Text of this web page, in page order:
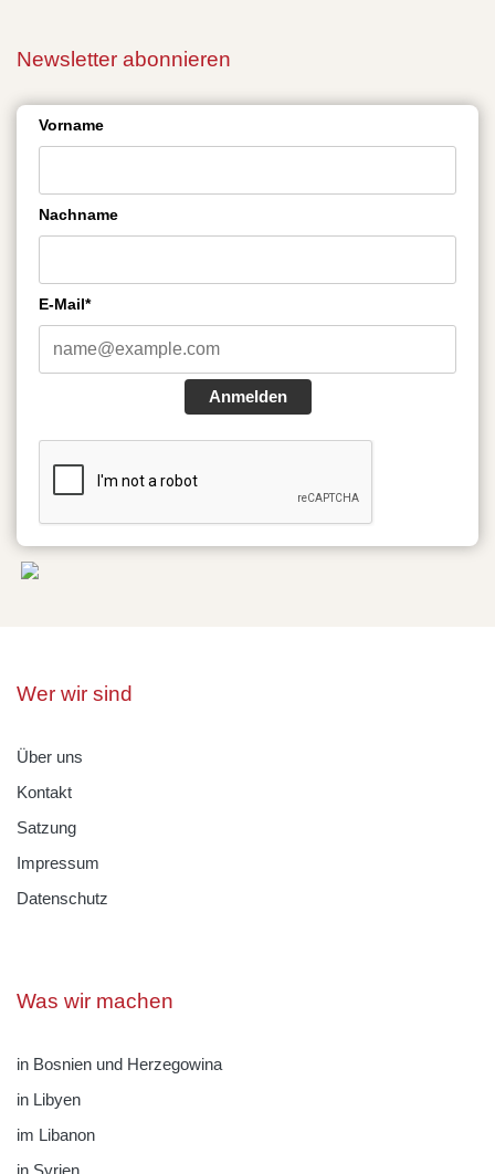
Newsletter abonnieren
Vorname
Nachname
E-Mail*
Anmelden
Wer wir sind
Über uns
Kontakt
Satzung
Impressum
Datenschutz
Was wir machen
in Bosnien und Herzegowina
in Libyen
im Libanon
in Syrien